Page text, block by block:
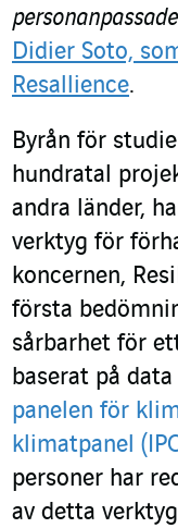
Didier Soto,
Resallience.
Byrån för
hundratal
andra länder,
verktyg för
koncernen,
första
sårbarhet för
baserat på
panelen för
klimatpanel
personer har
av detta